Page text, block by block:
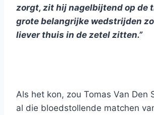
zorgt, zit hij nagelbijtend op de
grote belangrijke wedstrijden
liever thuis in de zetel zitten.”
Als het kon, zou Tomas Van Den
al die bloedstollende matchen